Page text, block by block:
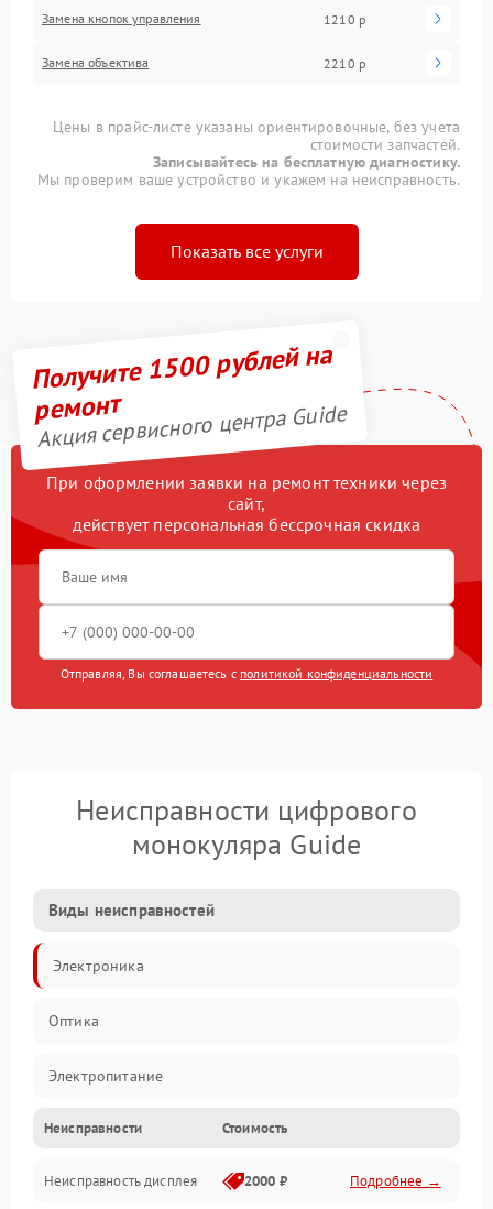
Замена кнопок управления 1210 р
Замена объектива 2210 р
Цены в прайс-листе указаны ориентировочные, без учета
стоимости запчастей.
Записывайтесь на бесплатную диагностику.
Мы проверим ваше устройство и укажем на неисправность.
Показать все услуги
Получите 1500 рублей на
ремонт
Акция сервисного центра Guide
При оформлении заявки на ремонт техники через
сайт,
действует персональная бессрочная скидка
Отправляя, Вы соглашаетесь с политикой конфиденциальности
Неисправности цифрового
монокуляра Guide
Виды неисправностей
Электроника
Оптика
Электропитание
Видео
ПО
Неисправности Стоимость
Неисправность дисплея 2000 ₽ Подробнее →